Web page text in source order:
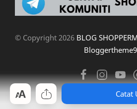
Catat
© Copyright 2026 BLOG
Bloggertheme9